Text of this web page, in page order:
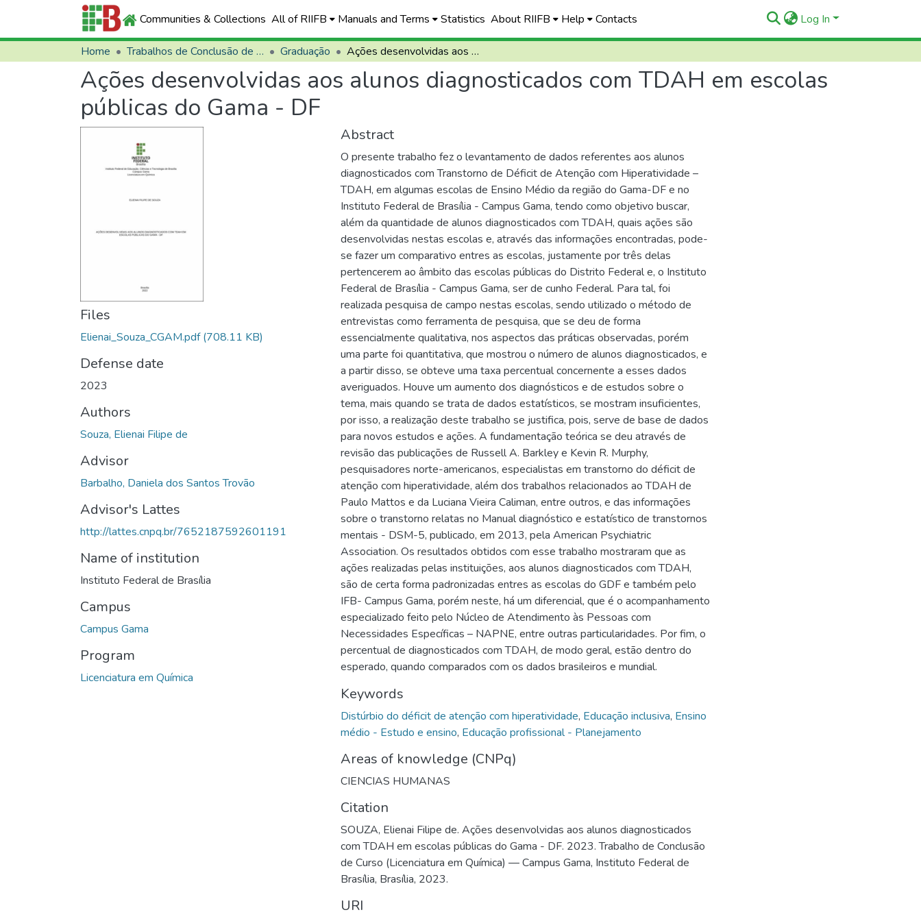
Communities & Collections All of RIIFB Manuals and Terms Statistics About RIIFB Help Contacts Log In
Home Trabalhos de Conclusão de Curso (TCCs) Graduação Ações desenvolvidas aos alunos diagnosticados com TDAH em escolas públicas do Gama - DF
Ações desenvolvidas aos alunos diagnosticados com TDAH em escolas
públicas do Gama - DF
Files
Elienai_Souza_CGAM.pdf(708.11 KB)
Defense date
2023
Authors
Souza, Elienai Filipe de
Advisor
Barbalho, Daniela dos Santos Trovão
Advisor's Lattes
http://lattes.cnpq.br/7652187592601191
Name of institution
Instituto Federal de Brasília
Campus
Campus Gama
Program
Licenciatura em Química
Abstract
O presente trabalho fez o levantamento de dados referentes aos alunos
diagnosticados com Transtorno de Déficit de Atenção com Hiperatividade –
TDAH, em algumas escolas de Ensino Médio da região do Gama-DF e no
Instituto Federal de Brasília - Campus Gama, tendo como objetivo buscar,
além da quantidade de alunos diagnosticados com TDAH, quais ações são
desenvolvidas nestas escolas e, através das informações encontradas, pode-
se fazer um comparativo entres as escolas, justamente por três delas
pertencerem ao âmbito das escolas públicas do Distrito Federal e, o Instituto
Federal de Brasília - Campus Gama, ser de cunho Federal. Para tal, foi
realizada pesquisa de campo nestas escolas, sendo utilizado o método de
entrevistas como ferramenta de pesquisa, que se deu de forma
essencialmente qualitativa, nos aspectos das práticas observadas, porém
uma parte foi quantitativa, que mostrou o número de alunos diagnosticados, e
a partir disso, se obteve uma taxa percentual concernente a esses dados
averiguados. Houve um aumento dos diagnósticos e de estudos sobre o
tema, mais quando se trata de dados estatísticos, se mostram insuficientes,
por isso, a realização deste trabalho se justifica, pois, serve de base de dados
para novos estudos e ações. A fundamentação teórica se deu através de
revisão das publicações de Russell A. Barkley e Kevin R. Murphy,
pesquisadores norte-americanos, especialistas em transtorno do déficit de
atenção com hiperatividade, além dos trabalhos relacionados ao TDAH de
Paulo Mattos e da Luciana Vieira Caliman, entre outros, e das informações
sobre o transtorno relatas no Manual diagnóstico e estatístico de transtornos
mentais - DSM-5, publicado, em 2013, pela American Psychiatric
Association. Os resultados obtidos com esse trabalho mostraram que as
ações realizadas pelas instituições, aos alunos diagnosticados com TDAH,
são de certa forma padronizadas entres as escolas do GDF e também pelo
IFB- Campus Gama, porém neste, há um diferencial, que é o acompanhamento
especializado feito pelo Núcleo de Atendimento às Pessoas com
Necessidades Específicas – NAPNE, entre outras particularidades. Por fim, o
percentual de diagnosticados com TDAH, de modo geral, estão dentro do
esperado, quando comparados com os dados brasileiros e mundial.
Keywords
Distúrbio do déficit de atenção com hiperatividade, Educação inclusiva, Ensino
médio - Estudo e ensino, Educação profissional - Planejamento
Areas of knowledge (CNPq)
CIENCIAS HUMANAS
Citation
SOUZA, Elienai Filipe de. Ações desenvolvidas aos alunos diagnosticados
com TDAH em escolas públicas do Gama - DF. 2023. Trabalho de Conclusão
de Curso (Licenciatura em Química) — Campus Gama, Instituto Federal de
Brasília, Brasília, 2023.
URI